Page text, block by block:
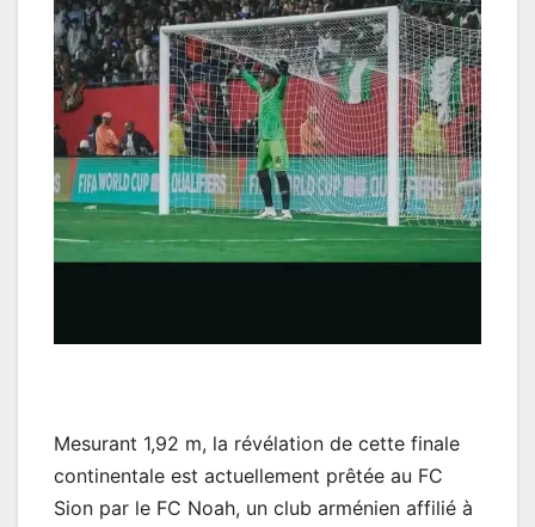
Mesurant 1,92 m, la révélation de cette finale
continentale est actuellement prêtée au FC
Sion par le FC Noah, un club arménien affilié à